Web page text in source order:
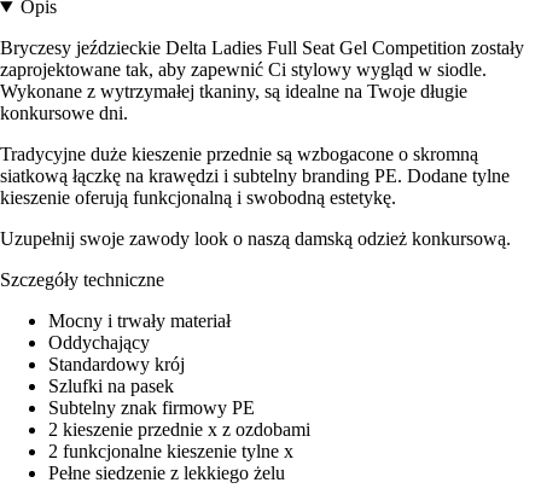
Opis
Bryczesy jeździeckie Delta Ladies Full Seat Gel Competition zostały
zaprojektowane tak, aby zapewnić Ci stylowy wygląd w siodle.
Wykonane z wytrzymałej tkaniny, są idealne na Twoje długie
konkursowe dni.
Tradycyjne duże kieszenie przednie są wzbogacone o skromną
siatkową łączkę na krawędzi i subtelny branding PE. Dodane tylne
kieszenie oferują funkcjonalną i swobodną estetykę.
Uzupełnij swoje zawody look o naszą damską odzież konkursową.
Szczegóły techniczne
Mocny i trwały materiał
Oddychający
Standardowy krój
Szlufki na pasek
Subtelny znak firmowy PE
2 kieszenie przednie x z ozdobami
2 funkcjonalne kieszenie tylne x
Pełne siedzenie z lekkiego żelu